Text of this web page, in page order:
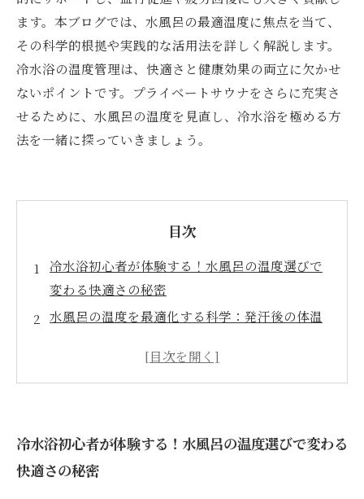
ます。本ブログでは、水風呂の最適温度に焦点を当て、
その科学的根拠や実践的な活用法を詳しく解説します。
冷水浴の温度管理は、快適さと健康効果の両立に欠かせ
ないポイントです。プライベートサウナをさらに充実さ
せるために、水風呂の温度を見直し、冷水浴を極める方
法を一緒に探っていきましょう。
目次
冷水浴初心者が体験する！水風呂の温度選びで
変わる快適さの秘密
水風呂の温度を最適化する科学：発汗後の体温
プライベートサウナでの水風呂温度実践法：血
を両立させる秘訣とは？
水風呂最適温度を見直そう！プライベートサウ
冷水浴初心者が体験する！水風呂の温度選びで変わる
快適さの秘密